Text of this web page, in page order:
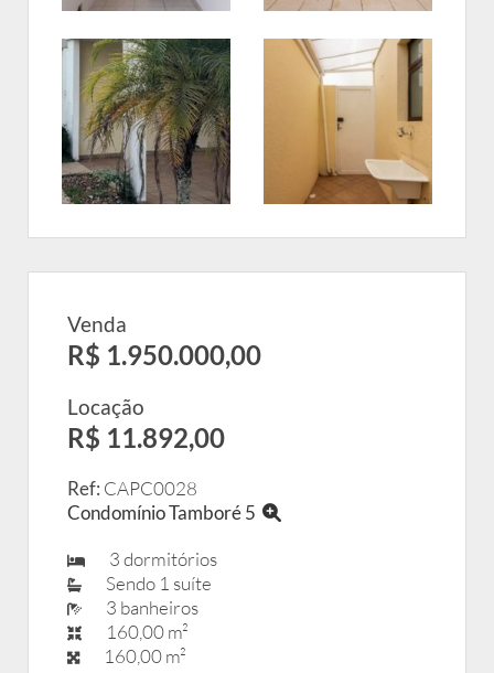
Venda
R$ 1.950.000,00
Locação
R$ 11.892,00
Ref: CAPC0028
Condomínio Tamboré 5
3 dormitórios
Sendo 1 suíte
3 banheiros
160,00 m²
160,00 m²